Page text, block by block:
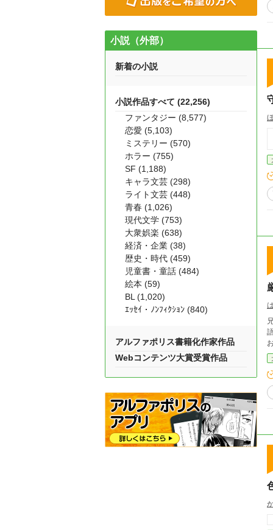
語です
小説（外部）
新着の小説
小説作品すべて (22,256)
ファンタジー (8,577)
恋愛 (5,103)
ミステリー (570)
ホラー (755)
SF (1,188)
キャラ文芸 (298)
ライト文芸 (448)
青春 (1,026)
現代文学 (753)
大衆娯楽 (638)
経済・企業 (38)
歴史・時代 (459)
児童書・童話 (484)
絵本 (59)
BL (1,020)
ｴｯｾｲ・ﾉﾝﾌｨｸｼｮﾝ (840)
アルファポリス書籍化作家作品
Webコンテンツ大賞受賞作品